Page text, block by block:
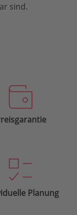
sind.
Planung